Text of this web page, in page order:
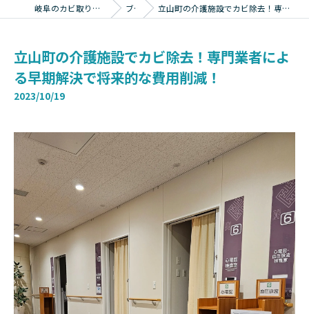
岐阜のカビ取りならカビバスターズ岐阜 ブログ 立山町の介護施設でカビ除去！専門業者による早期解決で将来的な費用削減！
立山町の介護施設でカビ除去！専門業者によ
る早期解決で将来的な費用削減！
2023/10/19